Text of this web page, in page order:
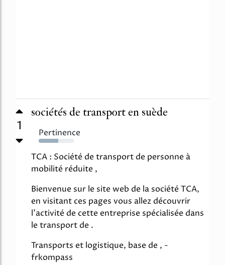
1
sociétés de transport en suède
Pertinence
56%
TCA : Société de transport de personne à
mobilité réduite ,
Bienvenue sur le site web de la société TCA,
en visitant ces pages vous allez découvrir
l'activité de cette entreprise spécialisée dans
le transport de .
Transports et logistique, base de , -
frkompass